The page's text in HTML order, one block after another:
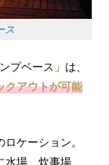
ス
プベース 」 は、
クアウトが可能
ケーション。
場、炊事場、